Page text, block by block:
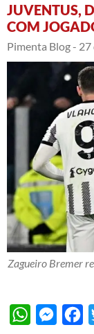
JUVENTUS,
COM
Pimenta Blog - 27
Zagueiro Bremer
WhatsApp